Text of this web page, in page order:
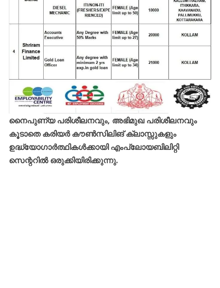
നൈപുണ്യ പരിശീലനവും, അഭിമുഖ പരിശീലനവും
കൂടാതെ കരിയർ കൗൺസിലിങ് ക്ലാസ്സുകളും
ഉദ്ധ്യോഗാർത്ഥികൾക്കായി എംപ്ലോയബിലിറ്റി
സെന്ററിൽ ഒരുക്കിയിരിക്കുന്നു.